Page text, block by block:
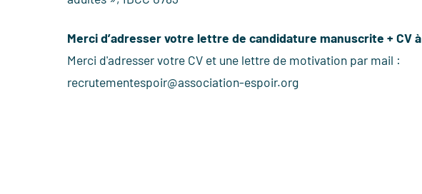
Merci d’adresser votre lettre de candidature manuscrite + CV à
Merci d'adresser votre CV et une lettre de motivation par mail :
recrutementespoir@association-espoir.org